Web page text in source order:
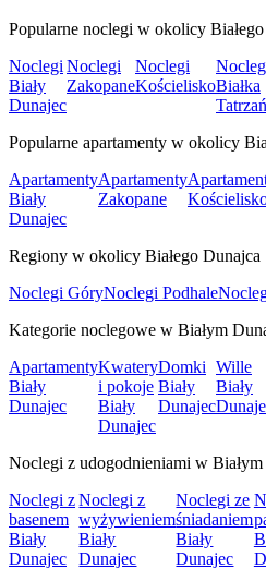
Popularne noclegi w okolicy
Noclegi
Biały
Dunajec
Noclegi
Zakopane
Noclegi
KościeliskoBiałka
Popularne apartamenty w okolicy
Apartamenty
Biały
Dunajec
Apartamenty
Zakopane
Regiony w okolicy Białego Dunajca
Noclegi GóryNoclegi Podhale
Kategorie noclegowe w Białym
Apartamenty
Biały
Dunajec
Kwatery
i pokoje
Biały
Dunajec
Domki
Biały
Dunajec
Wille
Biały
Noclegi z udogodnieniami w
Noclegi z
basenem
Biały
Dunajec
Noclegi z
wyżywieniem
Biały
Dunajec
Noclegi ze
śniadaniem
Biały
Dunajec